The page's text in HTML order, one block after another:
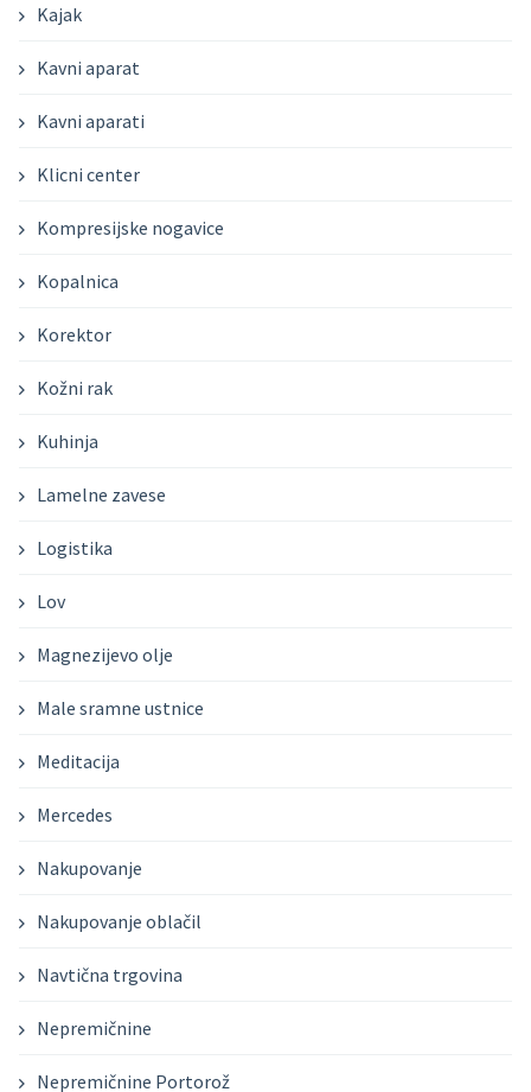
Kajak
Kavni aparat
Kavni aparati
Klicni center
Kompresijske nogavice
Kopalnica
Korektor
Kožni rak
Kuhinja
Lamelne zavese
Logistika
Lov
Magnezijevo olje
Male sramne ustnice
Meditacija
Mercedes
Nakupovanje
Nakupovanje oblačil
Navtična trgovina
Nepremičnine
Nepremičnine Portorož